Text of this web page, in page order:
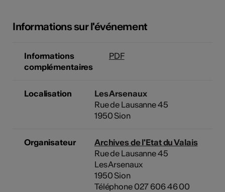
Informations sur l'événement
Informations
complémentaires
PDF
Localisation
Les Arsenaux
Rue de Lausanne 45
1950 Sion
Organisateur
Archives de l'Etat du Valais
Rue de Lausanne 45
Les Arsenaux
1950 Sion
Téléphone 027 606 46 00